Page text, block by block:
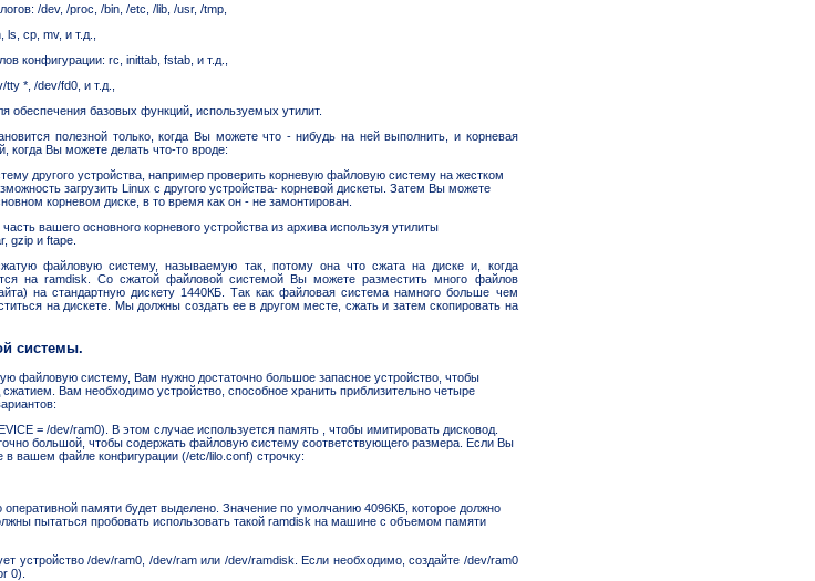
/dev, /proc, /bin, /etc, /lib, /usr, /tmp,
cp, mv, и т.д.,
конфигурации: rc, inittab, fstab, и т.д.,
*, /dev/fd0, и т.д.,
обеспечения базовых функций, используемых утилит.
полезной только, когда Вы можете что - нибудь на ней выполнить, и корневая
когда Вы можете делать что-то вроде:
другого устройства, например проверить корневую файловую систему на жестком
загрузить Linux с другого устройства- корневой дискеты. Затем Вы можете
корневом диске, в то время как он - не замонтирован.
вашего основного корневого устройства из архива используя утилиты
gzip и ftape.
файловую систему, называемую так, потому она что сжата на диске и, когда
на ramdisk. Со сжатой файловой системой Вы можете разместить много файлов
на стандартную дискету 1440КБ. Так как файловая система намного больше чем
на дискете. Мы должны создать ее в другом месте, сжать и затем скопировать на
системы.
файловую систему, Вам нужно достаточно большое запасное устройство, чтобы
Вам необходимо устройство, способное хранить приблизительно четыре
= /dev/ram0). В этом случае используется память , чтобы имитировать дисковод.
большой, чтобы содержать файловую систему соответствующего размера. Если Вы
в вашем файле конфигурации (/etc/lilo.conf) строчку:
оперативной памяти будет выделено. Значение по умолчанию 4096КБ, которое должно
пытаться пробовать использовать такой ramdisk на машине с объемом памяти
устройство /dev/ram0, /dev/ram или /dev/ramdisk. Если необходимо, создайте /dev/ram0
0).